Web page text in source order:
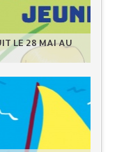
LE 28 MAI AU